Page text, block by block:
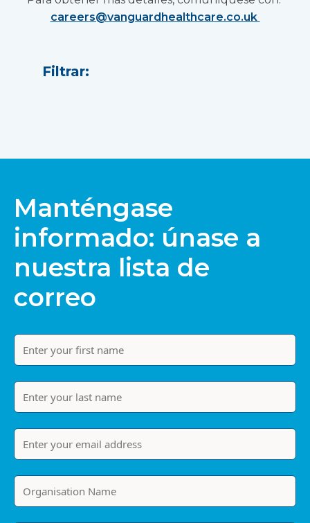
careers@vanguardhealthcare.co.uk
Filtrar:
Manténgase
informado: únase a
nuestra lista de
correo